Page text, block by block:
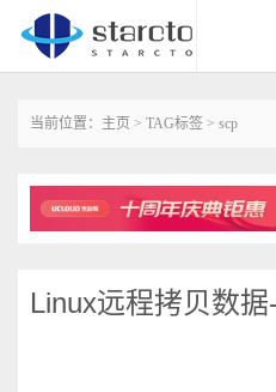
当前位置： 主页 > TAG标签 > scp
Linux远程拷贝数